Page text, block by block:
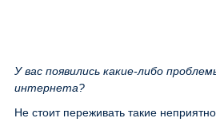
У вас появились какие-либо
интернета?
Не стоит переживать такие